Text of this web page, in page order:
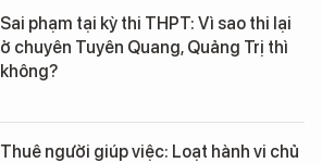
Sai phạm tại kỳ thi THPT: Vì sao thi lại
ở chuyên Tuyên Quang, Quảng Trị thì
không?
Thuê người giúp việc: Loạt hành vi chủ